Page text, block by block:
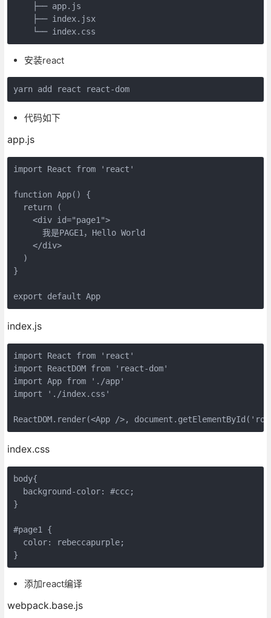
    ├──
app.js
    ├──
index.jsx
    └──
index.css
安装react
yarn add react react-dom
代码如下
app.js
import React from 'react'
function App( ) {
return (
<div id="page1">
      我是PAGE1，Hello World
</div>
  )
}
export default App
index.js
import React from
'react'
import ReactDOM from
'react-dom'
import App from
'./app'
import
'./index.css'
ReactDOM.render(<App />, document .getElementById(
index.css
body{
background-color: #ccc;
}
#page1
{
color: rebeccapurple;
}
添加react编译
webpack.base.js